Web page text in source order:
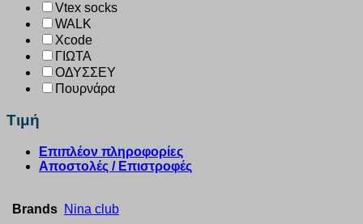
Vtex socks
WALK
Xcode
ΓΙΩΤΑ
ΟΔΥΣΣΕΥ
Πουρνάρα
Τιμή
Επιπλέον πληροφορίες
Αποστολές / Επιστροφές
Brands Nina club